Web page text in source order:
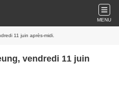
MENU
11 juin après-midi.
vendredi 11 juin